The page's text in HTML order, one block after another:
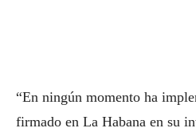
“En ningún momento ha
firmado en La Habana en su